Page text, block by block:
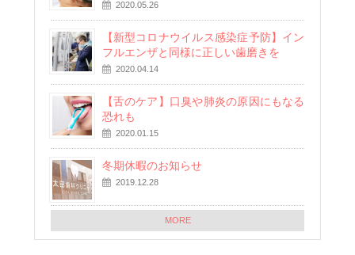
2020.05.26
【新型コロナウイルス感染症予防】イン
フルエンザと同様に正しい歯磨きを
2020.04.14
【舌のケア】口臭や肺炎の原因にもなる
恐れも
2020.01.15
冬期休暇のお知らせ
2019.12.28
MORE